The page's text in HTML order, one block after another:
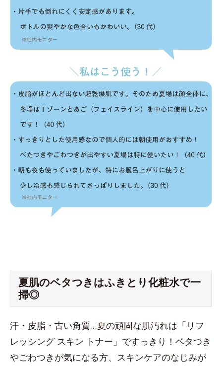
夏肌のベタつきはふきとり化粧水で一
掃◎
汗・皮脂・古い角質…夏の頑固な肌汚れは「リフ
レッシング スキン トナー」ですっきり！ベタつき
やごわつきが気になる方、スキンケアのなじみが